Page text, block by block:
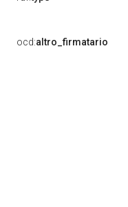
ocd:altro_firmatario